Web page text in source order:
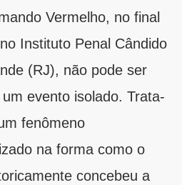
Vermelho, no final
Instituto Penal Cândido
(RJ), não pode ser
evento isolado. Trata-
fenômeno
na forma como o
concebeu a